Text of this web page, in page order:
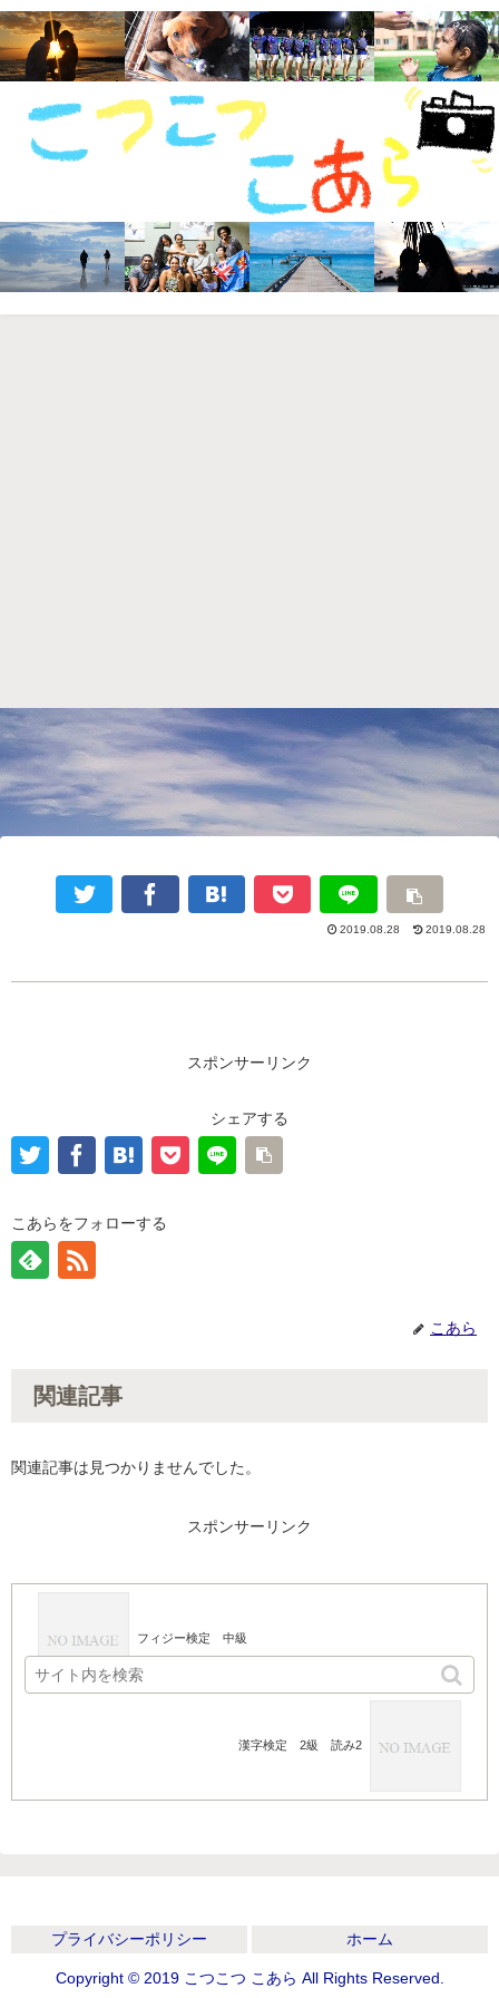
2019.08.28 2019.08.28
スポンサーリンク
シェアする
こあらをフォローする
こあら
関連記事
関連記事は見つかりませんでした。
スポンサーリンク
フィジー検定 中級
漢字検定 2級 読み2
プライバシーポリシー ホーム
Copyright © 2019 こつこつ こあら All Rights Reserved.